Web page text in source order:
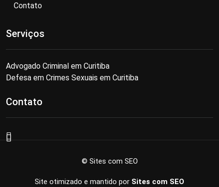
Contato
Serviços
Advogado Criminal em Curitiba
Defesa em Crimes Sexuais em Curitiba
Contato
© Sites com SEO
Site otimizado e mantido por Sites com SEO